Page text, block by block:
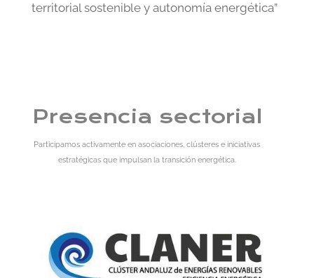
territorial sostenible y autonomía energética”
Presencia sectorial
Participamos activamente en asociaciones, clústeres e iniciativas
estratégicas que impulsan la transición energética.